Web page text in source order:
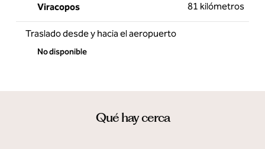
Viracopos 81 kilómetros
Traslado desde y hacia el aeropuerto
No disponible
Qué hay cerca